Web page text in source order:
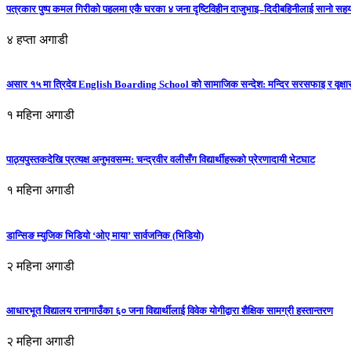
पत्रकार पुष्प कमल गिरीको पहलमा एकै घरका ४ जना दृष्टिविहीन दाजुभाइ–दिदीबहिनीलाई सानो
४ हप्ता अगाडी
असार १५ मा त्रिदेव English Boarding School को सामाजिक सन्देश: मन्दिर सरसफाइ र
१ महिना अगाडी
पाठ्यपुस्तकदेखि प्रत्यक्ष अनुभवसम्म: चन्द्रवीर वलीसँग विद्यार्थीहरूको प्रेरणादायी भेटघाट
१ महिना अगाडी
डान्सिङ म्युजिक भिडियो ‘ओए माया’ सार्वजनिक (भिडियो)
२ महिना अगाडी
आधारभूत विद्यालय रानागाउँका ६० जना विद्यार्थीलाई विवेक योगीद्वारा शैक्षिक सामग्री हस्तान्तरण
२ महिना अगाडी